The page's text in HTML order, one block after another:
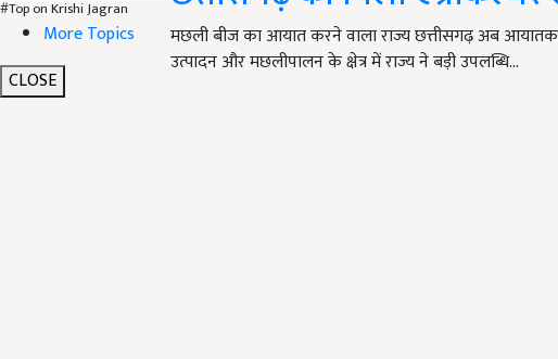
#Top on Krishi Jagran
More Topics
CLOSE
मछली बीज का आयात करने वाला राज्य छत्तीसगढ़ अब आयातक
उत्पादन और मछलीपालन के क्षेत्र में राज्य ने बड़ी उपलब्धि…